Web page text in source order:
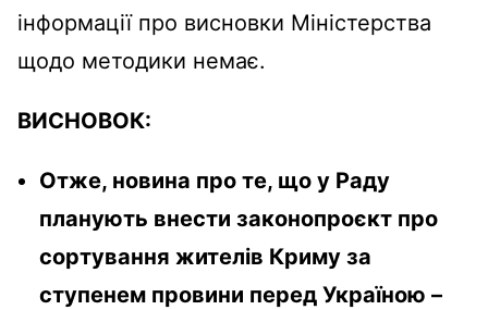
інформації про висновки Міністерства
щодо методики немає.
ВИСНОВОК:
Отже, новина про те, що у Раду
планують внести законопроєкт про
сортування жителів Криму за
ступенем провини перед Україною –